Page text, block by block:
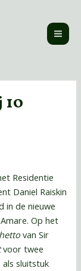
Residentie
Daniel Raiskin
in de nieuwe
Op het
van Sir
voor twee
als sluitstuk